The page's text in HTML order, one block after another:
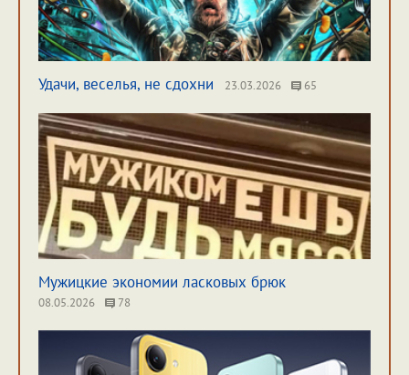
Удачи, веселья, не сдохни 23.03.2026 65
Мужицкие экономии ласковых брюк
08.05.2026 78